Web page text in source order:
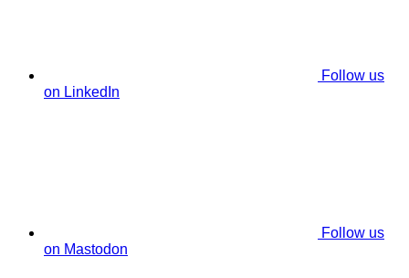
Follow us
on LinkedIn
Follow us
on Mastodon